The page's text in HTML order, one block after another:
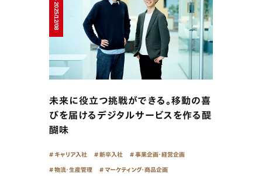
未来に役立つ挑戦ができる。移動の喜
びを届けるデジタルサービスを作る醍
醐味
キャリア入社 新卒入社 事業企画・経営企画
物流・生産管理 マーケティング・商品企画